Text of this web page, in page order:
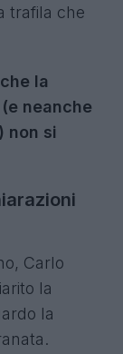
trafila che
la
neanche
non si
Carlo
la
la